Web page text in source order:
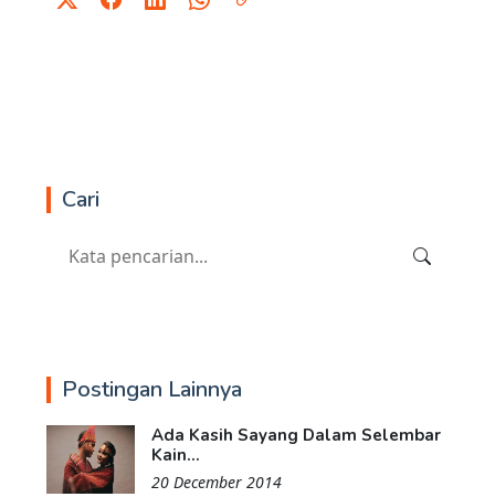
Cari
Postingan Lainnya
Ada Kasih Sayang Dalam Selembar
Kain...
20 December 2014